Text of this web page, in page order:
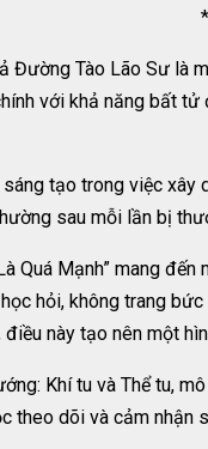
Đường Tào Lão Sư
với khả năng bất
tạo trong việc
sau mỗi lần bị
Quá Mạnh” mang
hỏi, không trang
này tạo nên một
Khí tu và Thể tu,
theo dõi và cảm nhận